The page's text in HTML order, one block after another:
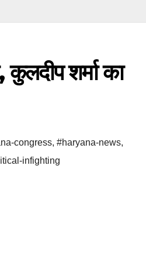
शर्मा का
congress, #haryana-news,
infighting